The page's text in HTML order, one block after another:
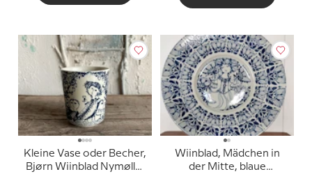
Kleine Vase oder Becher,
Bjørn Wiinblad Nymølle,
Wiinblad, Mädchen in
der Mitte, blaue